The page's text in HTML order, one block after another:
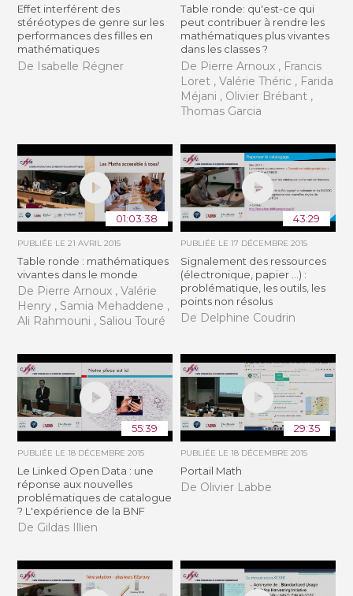
Effet interférent des
stéréotypes de genre sur les
performances des filles en
mathématiques
De Isabelle Régner
Table ronde: qu'est-ce qui
peut contribuer à rendre les
mathématiques plus vivantes
dans les classes ?
De Pierre Arnoux , Francis
Loret , Valérie Théric , Farida
Méjani , Olivier Brébant ,
Thomas Garcia
01:03:38
PUBLIÉE LE21 AVRIL 2015
Table ronde : mathématiques
vivantes dans le monde
De Pierre Arnoux , Valérie
Henry , Samia Mehaddene ,
Ali Rahmouni , Saliou Touré
43:29
PUBLIÉE LE 17 DÉCEMBRE 2015
Signalement des ressources
(électronique, papier ...) :
problématique, les outils, les
points non résolus
De Delphine Coudrin
55:39
PUBLIÉE LE18 DÉCEMBRE 2015
Le Linked Open Data : une
réponse aux nouvelles
problématiques de catalogue
? L'expérience de la BNF
De Gildas Illien
29:35
PUBLIÉE LE 18 DÉCEMBRE 2015
Portail Math
De Olivier Labbe